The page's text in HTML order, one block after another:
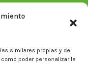
similares propias y de
poder personalizar la